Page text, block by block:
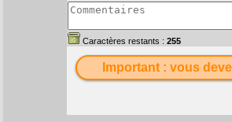
Caractères restants : 255
Important : vous